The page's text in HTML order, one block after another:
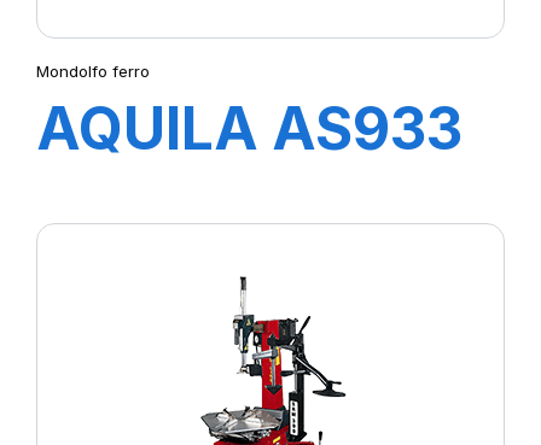
Mondolfo ferro
AQUILA AS933